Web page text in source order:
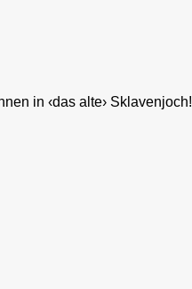
in ‹das alte› Sklavenjoch!